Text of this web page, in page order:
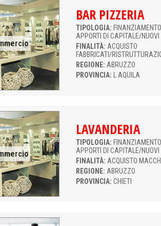
BAR PIZZERIA
TIPOLOGIA:
APPORTI DI CAPITALE/NUOVI
FINALITÀ: ACQUISTO
FABBRICATI/
REGIONE: ABRUZZO
PROVINCIA:
L AQUILA
LAVANDERIA
TIPOLOGIA:
APPORTI DI CAPITALE/NUOVI
FINALITÀ: ACQUISTO
REGIONE: ABRUZZO
PROVINCIA: CHIETI